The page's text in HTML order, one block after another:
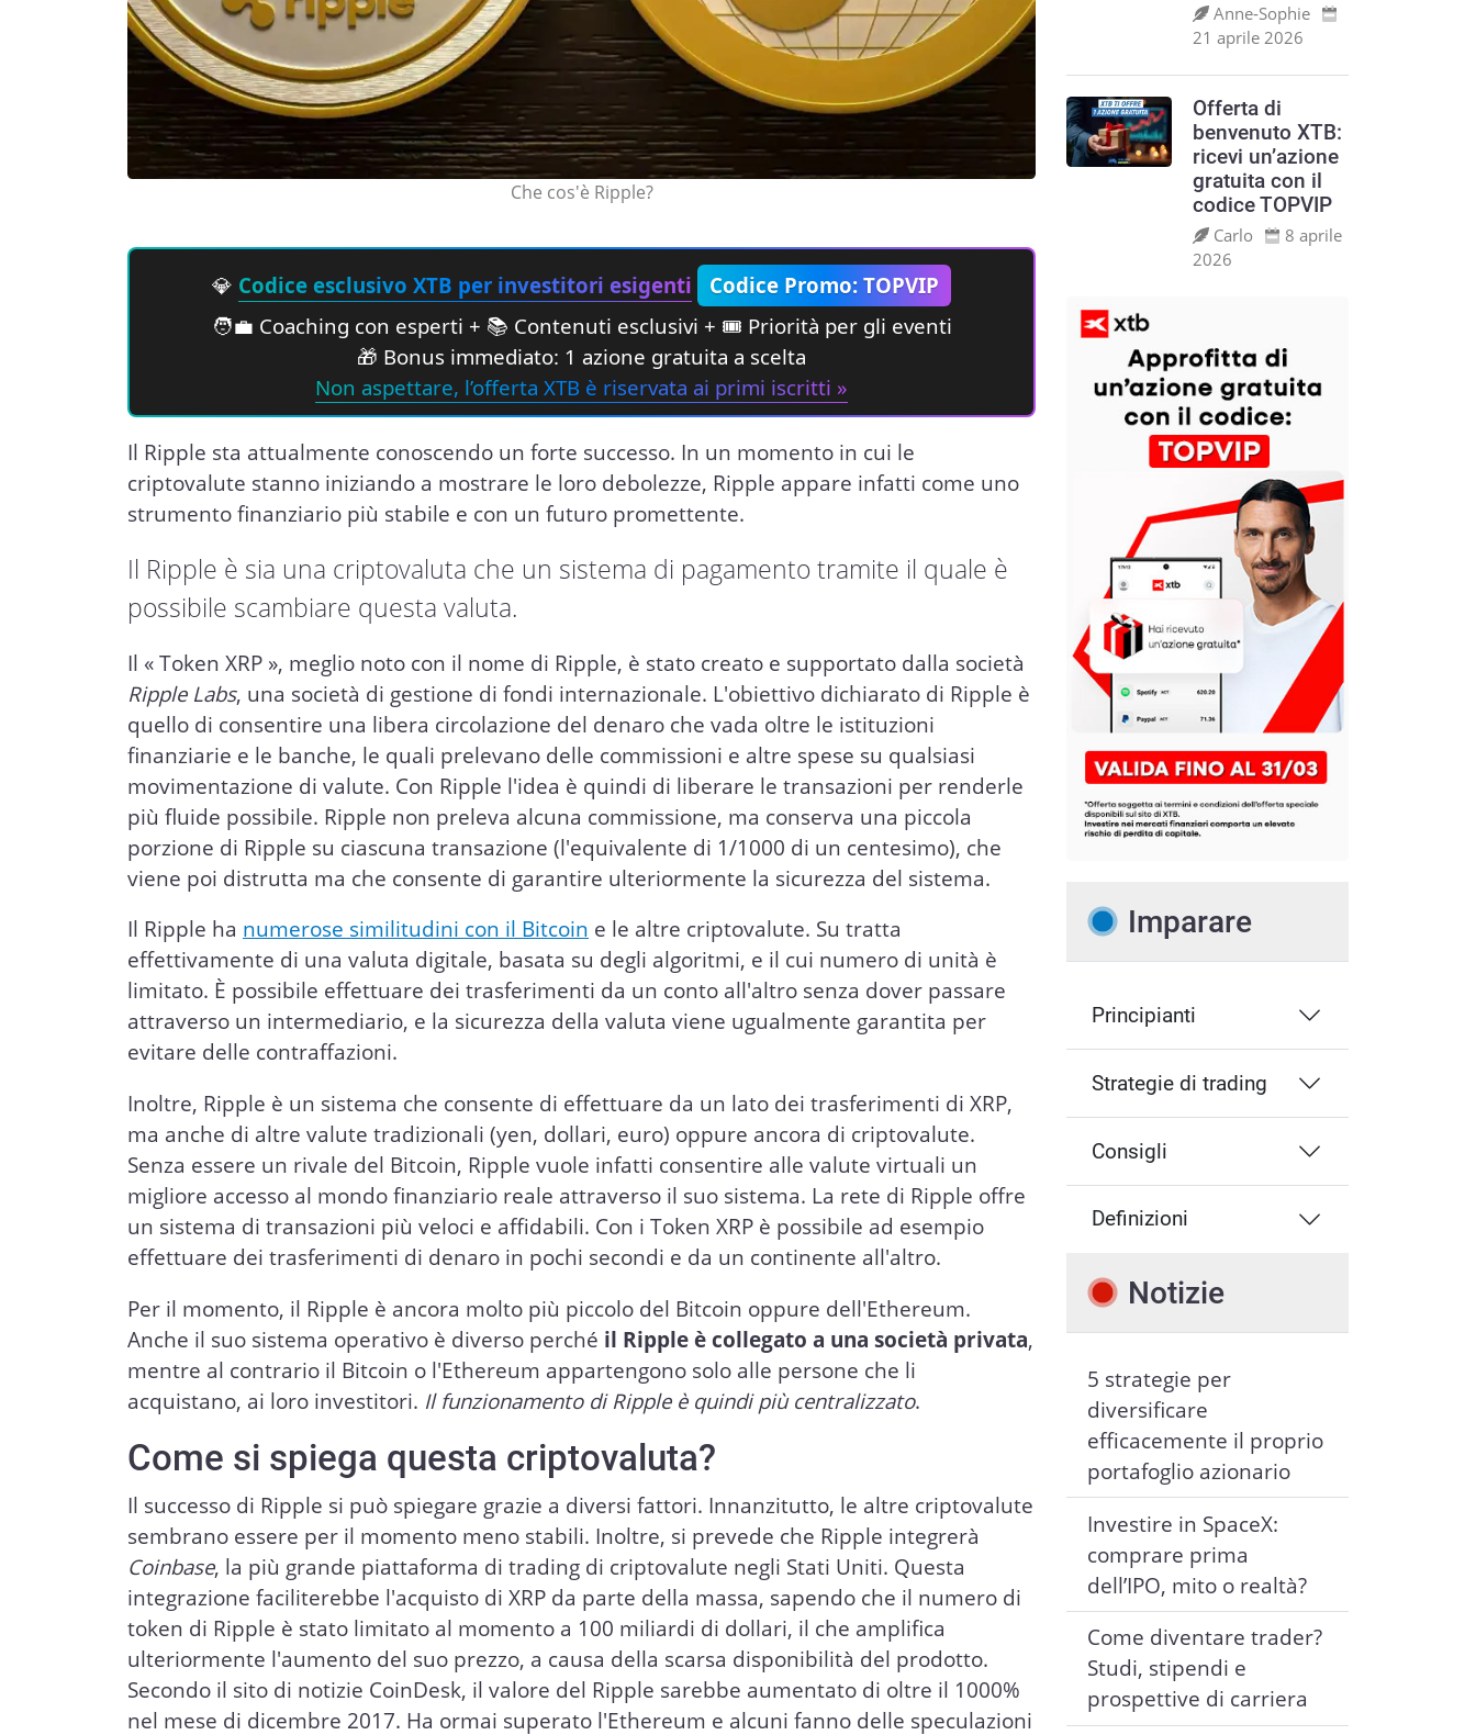
Che cos'è Ripple?
💎 Codice esclusivo XTB per investitori esigenti
Codice Promo: TOPVIP
🧑‍💼 Coaching con esperti + 📚 Contenuti esclusivi + 🎟 Priorità per gli eventi
🎁 Bonus immediato: 1 azione gratuita a scelta
Non aspettare, l’offerta XTB è riservata ai primi iscritti »
Il Ripple sta attualmente conoscendo un forte successo. In un momento in cui le
criptovalute stanno iniziando a mostrare le loro debolezze, Ripple appare infatti come uno
strumento finanziario più stabile e con un futuro promettente.
Il Ripple è sia una criptovaluta che un sistema di pagamento tramite il quale è
possibile scambiare questa valuta.
Il « Token XRP », meglio noto con il nome di Ripple, è stato creato e supportato dalla società
Ripple Labs, una società di gestione di fondi internazionale. L'obiettivo dichiarato di Ripple è
quello di consentire una libera circolazione del denaro che vada oltre le istituzioni
finanziarie e le banche, le quali prelevano delle commissioni e altre spese su qualsiasi
movimentazione di valute. Con Ripple l'idea è quindi di liberare le transazioni per renderle
più fluide possibile. Ripple non preleva alcuna commissione, ma conserva una piccola
porzione di Ripple su ciascuna transazione (l'equivalente di 1/1000 di un centesimo), che
viene poi distrutta ma che consente di garantire ulteriormente la sicurezza del sistema.
Il Ripple ha numerose similitudini con il Bitcoin e le altre criptovalute. Su tratta
effettivamente di una valuta digitale, basata su degli algoritmi, e il cui numero di unità è
limitato. È possibile effettuare dei trasferimenti da un conto all'altro senza dover passare
attraverso un intermediario, e la sicurezza della valuta viene ugualmente garantita per
evitare delle contraffazioni.
Inoltre, Ripple è un sistema che consente di effettuare da un lato dei trasferimenti di XRP,
ma anche di altre valute tradizionali (yen, dollari, euro) oppure ancora di criptovalute.
Senza essere un rivale del Bitcoin, Ripple vuole infatti consentire alle valute virtuali un
migliore accesso al mondo finanziario reale attraverso il suo sistema. La rete di Ripple offre
un sistema di transazioni più veloci e affidabili. Con i Token XRP è possibile ad esempio
effettuare dei trasferimenti di denaro in pochi secondi e da un continente all'altro.
Per il momento, il Ripple è ancora molto più piccolo del Bitcoin oppure dell'Ethereum.
Anche il suo sistema operativo è diverso perché il Ripple è collegato a una società privata,
mentre al contrario il Bitcoin o l'Ethereum appartengono solo alle persone che li
acquistano, ai loro investitori. Il funzionamento di Ripple è quindi più centralizzato.
Come si spiega questa criptovaluta?
Il successo di Ripple si può spiegare grazie a diversi fattori. Innanzitutto, le altre criptovalute
sembrano essere per il momento meno stabili. Inoltre, si prevede che Ripple integrerà
Coinbase, la più grande piattaforma di trading di criptovalute negli Stati Uniti. Questa
integrazione faciliterebbe l'acquisto di XRP da parte della massa, sapendo che il numero di
token di Ripple è stato limitato al momento a 100 miliardi di dollari, il che amplifica
ulteriormente l'aumento del suo prezzo, a causa della scarsa disponibilità del prodotto.
Secondo il sito di notizie CoinDesk, il valore del Ripple sarebbe aumentato di oltre il 1000%
nel mese di dicembre 2017. Ha ormai superato l'Ethereum e alcuni fanno delle speculazioni
Anne‑Sophie
21 aprile 2026
Offerta di
benvenuto XTB:
ricevi un’azione
gratuita con il
codice TOPVIP
Carlo
8 aprile
2026
Imparare
Principianti
Strategie di trading
Consigli
Definizioni
Notizie
5 strategie per
diversificare
efficacemente il proprio
portafoglio azionario
Investire in SpaceX:
comprare prima
dell’IPO, mito o realtà?
Come diventare trader?
Studi, stipendi e
prospettive di carriera